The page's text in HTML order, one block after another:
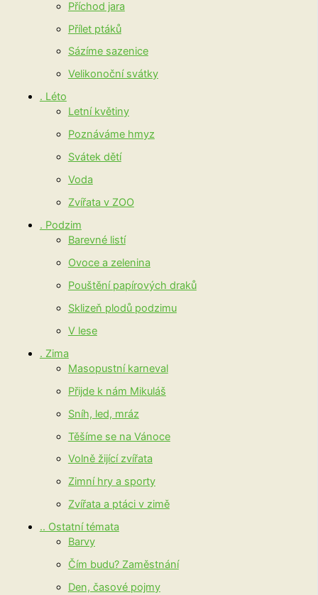
Příchod jara
Přílet ptáků
Sázíme sazenice
Velikonoční svátky
. Léto
Letní květiny
Poznáváme hmyz
Svátek dětí
Voda
Zvířata v ZOO
. Podzim
Barevné listí
Ovoce a zelenina
Pouštění papírových draků
Sklizeň plodů podzimu
V lese
. Zima
Masopustní karneval
Přijde k nám Mikuláš
Sníh, led, mráz
Těšíme se na Vánoce
Volně žijící zvířata
Zimní hry a sporty
Zvířata a ptáci v zimě
.. Ostatní témata
Barvy
Čím budu? Zaměstnání
Den, časové pojmy